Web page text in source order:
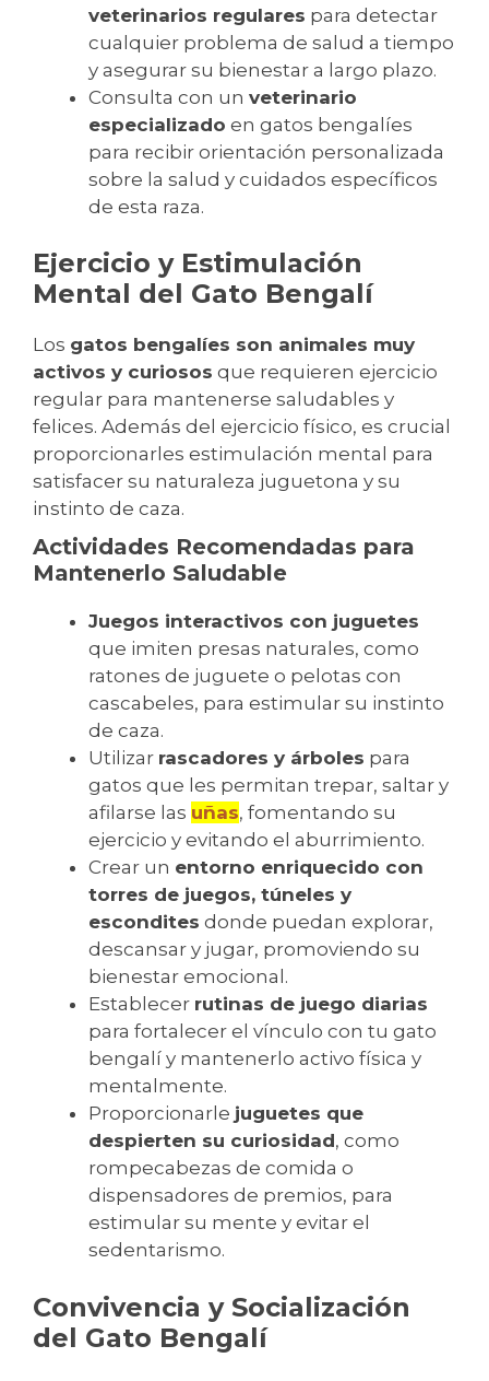
veterinarios regulares para detectar
cualquier problema de salud a tiempo
y asegurar su bienestar a largo plazo.
Consulta con un veterinario
especializado en gatos bengalíes
para recibir orientación personalizada
sobre la salud y cuidados específicos
de esta raza.
Ejercicio y Estimulación
Mental del Gato Bengalí
Los gatos bengalíes son animales muy
activos y curiosos que requieren ejercicio
regular para mantenerse saludables y
felices. Además del ejercicio físico, es crucial
proporcionarles estimulación mental para
satisfacer su naturaleza juguetona y su
instinto de caza.
Actividades Recomendadas para
Mantenerlo Saludable
Juegos interactivos con juguetes
que imiten presas naturales, como
ratones de juguete o pelotas con
cascabeles, para estimular su instinto
de caza.
Utilizar rascadores y árboles para
gatos que les permitan trepar, saltar y
afilarse las uñas, fomentando su
ejercicio y evitando el aburrimiento.
Crear un entorno enriquecido con
torres de juegos, túneles y
escondites donde puedan explorar,
descansar y jugar, promoviendo su
bienestar emocional.
Establecer rutinas de juego diarias
para fortalecer el vínculo con tu gato
bengalí y mantenerlo activo física y
mentalmente.
Proporcionarle juguetes que
despierten su curiosidad, como
rompecabezas de comida o
dispensadores de premios, para
estimular su mente y evitar el
sedentarismo.
Convivencia y Socialización
del Gato Bengalí